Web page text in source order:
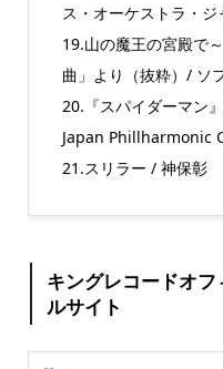
ス・オーケストラ・ジ
19.山の魔王の宮殿で
曲」より（抜粋）/ ソ
20.『スパイダーマン
Japan Phillharmonic
21.スリラー / 神保彰
キングレコードオ
ルサイト